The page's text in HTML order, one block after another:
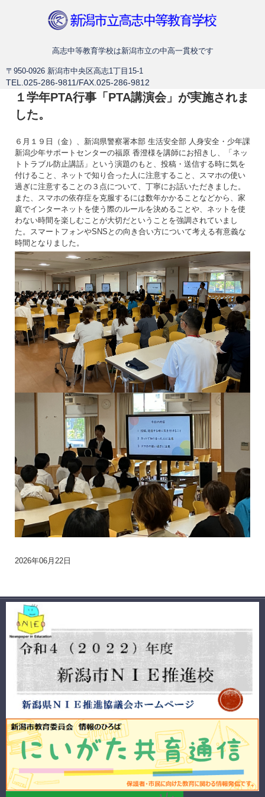
新潟市立高志中等教育学校
高志中等教育学校は新潟市立の中高一貫校です
〒950-0926 新潟市中央区高志1丁目15-1
TEL.025-286-9811/FAX.025-286-9812
１学年PTA行事「PTA講演会」が実施されま
した。
６月１９日（金）、新潟県警察署本部 生活安全部 人身安全・少年課
新潟少年サポートセンターの福原 香澄様を講師にお招きし、「ネッ
トトラブル防止講話」という演題のもと、投稿・送信する時に気を
付けること、ネットで知り合った人に注意すること、スマホの使い
過ぎに注意することの３点について、丁寧にお話いただきました。
また、スマホの依存症を克服するには数年かかることなどから、家
庭でインターネットを使う際のルールを決めることや、ネットを使
わない時間を楽しむことが大切だということを強調されていまし
た。スマートフォンやSNSとの向き合い方について考える有意義な
時間となりました。
2026年06月22日